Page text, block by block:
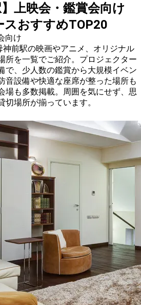
】上映会・鑑賞会向け
スおすすめTOP20
向け
前駅の映画やアニメ、オリジナル
所を一覧でご紹介。プロジェクター
で、少人数の鑑賞から大規模イベン
音設備や快適な座席が整った場所も
場も多数掲載。周囲を気にせず、思
場所が揃っています。